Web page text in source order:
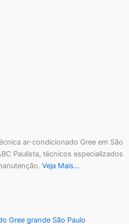
ar-condicionado Gree em São
Paulista, técnicos especializados
Veja Mais…
Gree grande São Paulo